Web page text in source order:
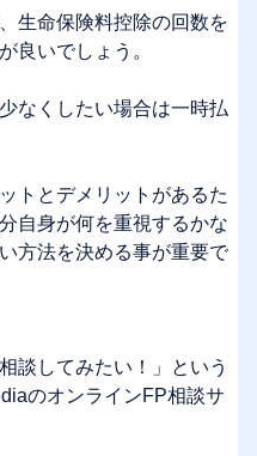
生命保険料控除の回数を
良いでしょう。
なくしたい場合は一時払
トとデメリットがあるた
自身が何を重視するかな
方法を決める事が重要で
談してみたい！」という
のオンラインFP相談サ